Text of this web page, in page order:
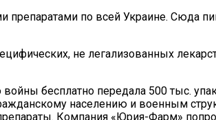
препаратами по всей Украине. Сюда
не легализованных
бесплатно передала 500 тыс.
населению и военным
Компания «Юрия-Фарм»